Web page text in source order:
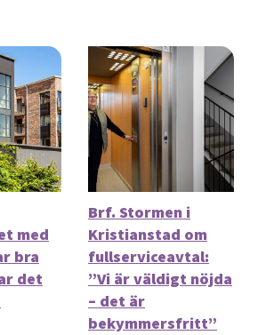
med
bra
det
Brf. Stormen i
Kristianstad om
fullserviceavtal:
”Vi är väldigt nöjda
– det är
bekymmersfritt”